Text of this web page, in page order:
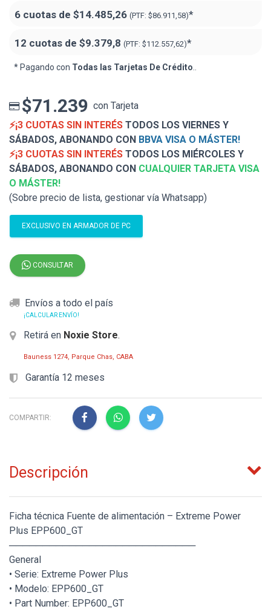
6 cuotas de $14.485,26 (PTF: $86.911,58)*
12 cuotas de $9.379,8 (PTF: $112.557,62)*
* Pagando con Todas las Tarjetas De Crédito
$71.239 con Tarjeta
⚡¡3 CUOTAS SIN INTERÉS TODOS LOS VIERNES Y
SÁBADOS, ABONANDO CON BBVA VISA O MÁSTER!
⚡¡3 CUOTAS SIN INTERÉS TODOS LOS MIÉRCOLES Y
SÁBADOS, ABONANDO CON CUALQUIER TARJETA VISA
O MÁSTER!
(Sobre precio de lista, gestionar vía Whatsapp)
EXCLUSIVO EN ARMADOR DE PC
CONSULTAR
Envíos a todo el país
¡CALCULAR ENVÍO!
Retirá en Noxie Store.
Bauness 1274, Parque Chas, CABA
Garantía 12 meses
COMPARTIR:
Descripción
Ficha técnica Fuente de alimentación – Extreme Power
Plus EPP600_GT
────────────────────────────
General
• Serie: Extreme Power Plus
• Modelo: EPP600_GT
• Part Number: EPP600_GT